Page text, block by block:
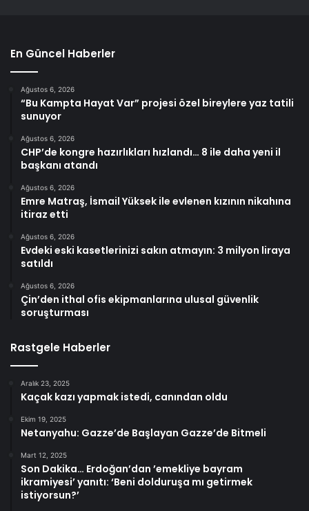
En Güncel Haberler
Ağustos 6, 2026
“Bu Kampta Hayat Var” projesi özel bireylere yaz tatili
sunuyor
Ağustos 6, 2026
CHP’de kongre hazırlıkları hızlandı… 8 ile daha yeni il
başkanı atandı
Ağustos 6, 2026
Emre Matraş, İsmail Yüksek ile evlenen kızının nikahına
itiraz etti
Ağustos 6, 2026
Evdeki eski kasetlerinizi sakın atmayın: 3 milyon liraya
satıldı
Ağustos 6, 2026
Çin’den ithal ofis ekipmanlarına ulusal güvenlik
soruşturması
Rastgele Haberler
Aralık 23, 2025
Kaçak kazı yapmak istedi, canından oldu
Ekim 19, 2025
Netanyahu: Gazze’de Başlayan Gazze’de Bitmeli
Mart 12, 2025
Son Dakika… Erdoğan’dan ’emekliye bayram
ikramiyesi’ yanıtı: ‘Beni dolduruşa mı getirmek
istiyorsun?’